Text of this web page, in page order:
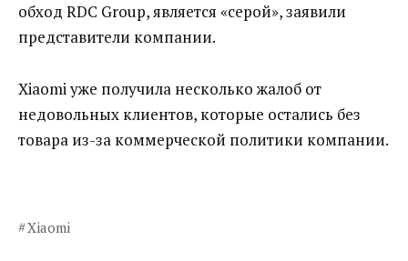
обход RDC Group, является «серой», заявили
представители компании.
Xiaomi уже получила несколько жалоб от
недовольных клиентов, которые остались без
товара из-за коммерческой политики компании.
Xiaomi